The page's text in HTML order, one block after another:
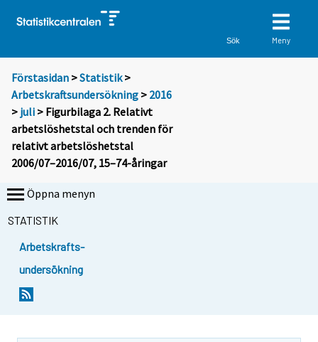
Sök Meny
Förstasidan >Statistik >
Arbetskraftsundersökning > 2016
> juli > Figurbilaga 2. Relativt
arbetslöshetstal och trenden för
relativt arbetslöshetstal
2006/07–2016/07, 15–74-åringar
Öppna menyn
STATISTIK
Arbetskrafts-
undersökning